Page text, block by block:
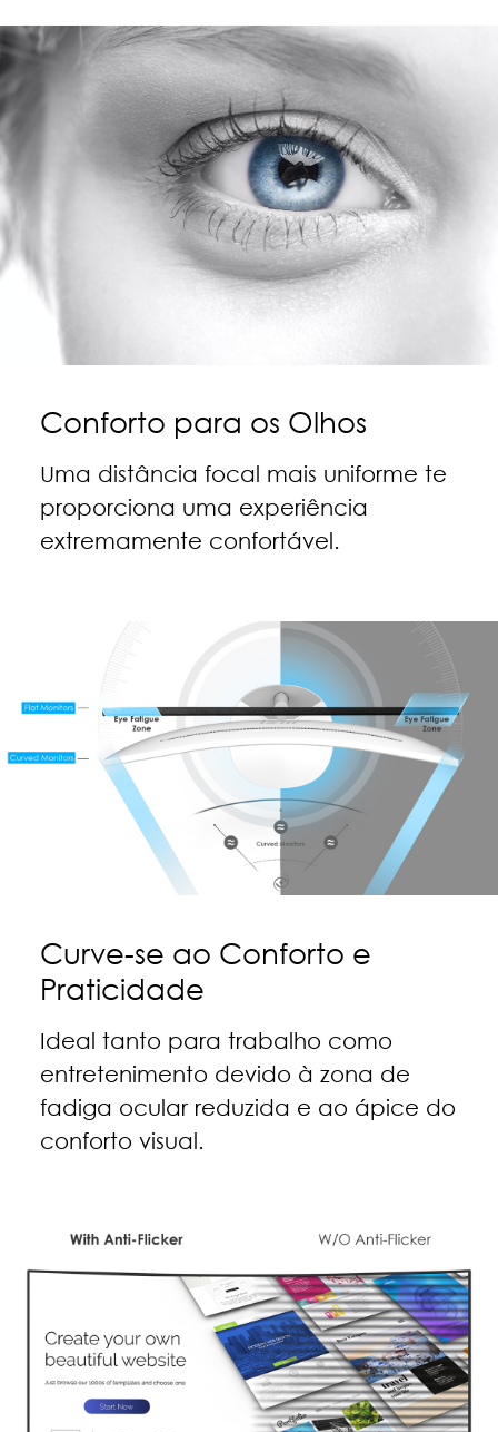
Conforto para os Olhos
Uma distância focal mais uniforme te
proporciona uma experiência
extremamente confortável.
Curve-se ao Conforto e
Praticidade
Ideal tanto para trabalho como
entretenimento devido à zona de
fadiga ocular reduzida e ao ápice do
conforto visual.